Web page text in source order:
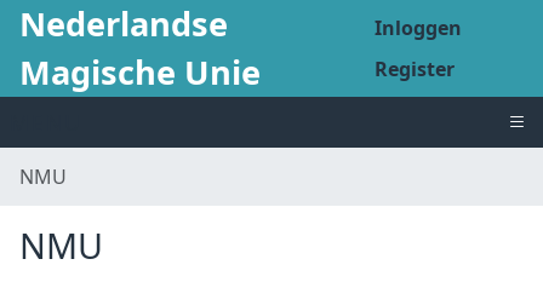
Nederlandse
Magische Unie
Inloggen
Register
NMU
NMU